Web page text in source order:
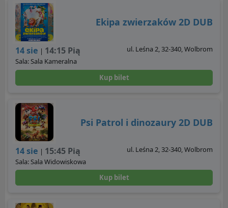
Ekipa zwierzaków 2D DUB
14 sie | 14:15 Pią
ul. Leśna 2, 32-340, Wolbrom
Sala: Sala Kameralna
Kup bilet
Psi Patrol i dinozaury 2D DUB
14 sie | 15:45 Pią
ul. Leśna 2, 32-340, Wolbrom
Sala: Sala Widowiskowa
Kup bilet